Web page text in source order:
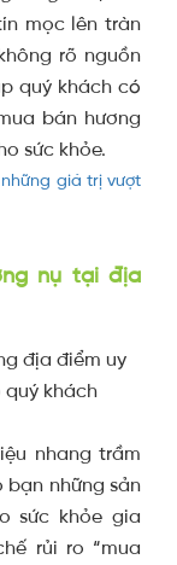
mọc lên tràn
rõ nguồn
quý khách có
bán hương
sức khỏe.
giá trị vượt
nụ tại địa
địa điểm uy
khách
nhang trầm
những sản
sức khỏe gia
rủi ro “mua